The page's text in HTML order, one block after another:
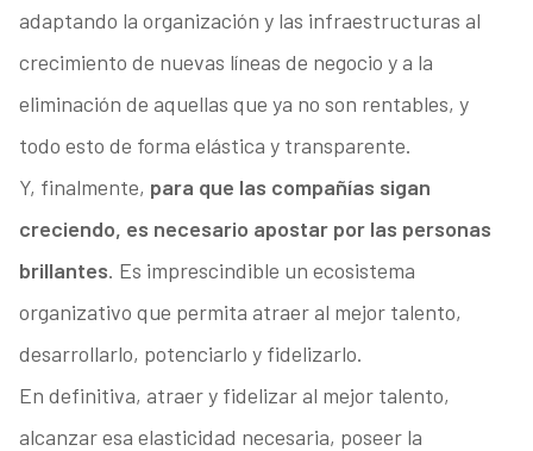
adaptando la organización y las infraestructuras al
crecimiento de nuevas líneas de negocio y a la
eliminación de aquellas que ya no son rentables, y
todo esto de forma elástica y transparente.
Y, finalmente, para que las compañías sigan
creciendo, es necesario apostar por las personas
brillantes. Es imprescindible un ecosistema
organizativo que permita atraer al mejor talento,
desarrollarlo, potenciarlo y fidelizarlo.
En definitiva, atraer y fidelizar al mejor talento,
alcanzar esa elasticidad necesaria, poseer la